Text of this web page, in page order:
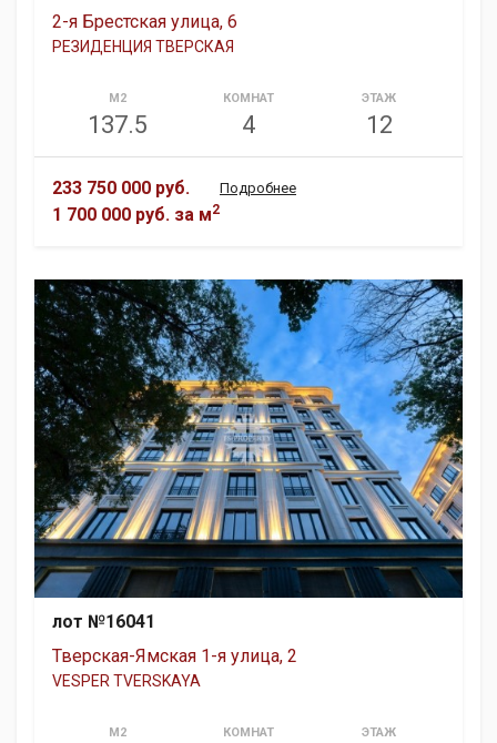
2-я Брестская улица, 6
РЕЗИДЕНЦИЯ ТВЕРСКАЯ
М2
137.5
КОМНАТ
4
ЭТАЖ
12
233 750 000 руб.
1 700 000 руб. за м2
Подробнее
лот №16041
Тверская-Ямская 1-я улица, 2
VESPER TVERSKAYA
М2 КОМНАТ ЭТАЖ